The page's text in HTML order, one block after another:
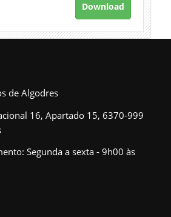
Download
de Algodres
16, Apartado 15, 6370-999
Segunda a sexta - 9h00 às